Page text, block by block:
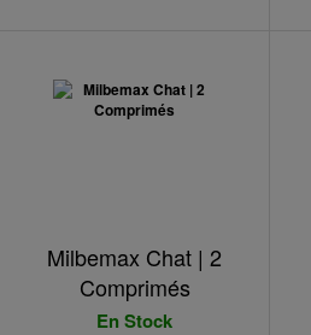
Milbemax Chat | 2
Comprimés
En Stock